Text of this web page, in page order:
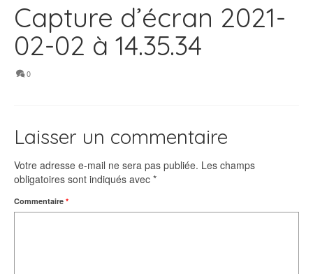
Capture d’écran 2021-
02-02 à 14.35.34
0
Laisser un commentaire
Votre adresse e-mail ne sera pas publiée. Les champs
obligatoires sont indiqués avec *
Commentaire *